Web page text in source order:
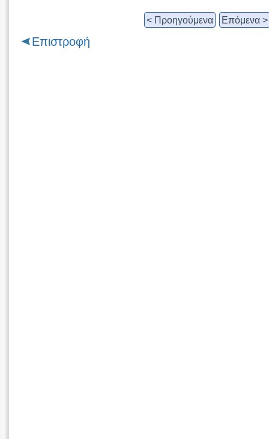
< Προηγούμενα Επόμενα >
Επιστροφή